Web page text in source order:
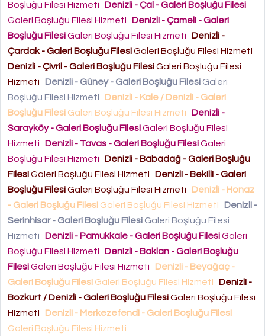
Boşluğu Filesi Hizmeti
Denizli - Çal - Galeri Boşluğu Filesi
Galeri Boşluğu Filesi Hizmeti
Denizli - Çameli - Galeri
Boşluğu FilesiGaleri Boşluğu Filesi Hizmeti
Denizli -
Çardak - Galeri Boşluğu FilesiGaleri Boşluğu Filesi Hizmeti
Denizli - Çivril - Galeri Boşluğu FilesiGaleri Boşluğu Filesi
Hizmeti
Denizli - Güney - Galeri Boşluğu Filesi Galeri
Boşluğu Filesi Hizmeti
Denizli - Kale / Denizli - Galeri
Boşluğu Filesi Galeri Boşluğu Filesi Hizmeti
Denizli -
Sarayköy - Galeri Boşluğu FilesiGaleri Boşluğu Filesi
Hizmeti
Denizli - Tavas - Galeri Boşluğu FilesiGaleri
Boşluğu Filesi Hizmeti
Denizli - Babadağ - Galeri Boşluğu
FilesiGaleri Boşluğu Filesi Hizmeti
Denizli - Bekilli - Galeri
Boşluğu FilesiGaleri Boşluğu Filesi Hizmeti
Denizli - Honaz
- Galeri Boşluğu Filesi Galeri Boşluğu Filesi Hizmeti
Denizli -
Serinhisar - Galeri Boşluğu Filesi Galeri Boşluğu Filesi
Hizmeti
Denizli - Pamukkale - Galeri Boşluğu FilesiGaleri
Boşluğu Filesi Hizmeti
Denizli - Baklan - Galeri Boşluğu
FilesiGaleri Boşluğu Filesi Hizmeti
Denizli - Beyağaç -
Galeri Boşluğu Filesi Galeri Boşluğu Filesi Hizmeti
Denizli -
Bozkurt / Denizli - Galeri Boşluğu FilesiGaleri Boşluğu Filesi
Hizmeti
Denizli - Merkezefendi - Galeri Boşluğu Filesi
Galeri Boşluğu Filesi Hizmeti